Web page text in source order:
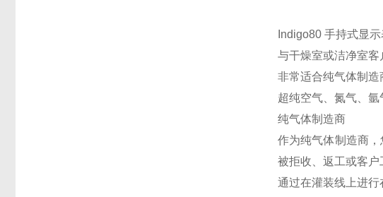
Indigo80 手持式显
与干燥室或洁净室客
非常适合纯气体制造
超纯空气、氮气、
纯气体制造商
作为纯气体制造商
被拒收、返工或客户
通过在灌装线上进